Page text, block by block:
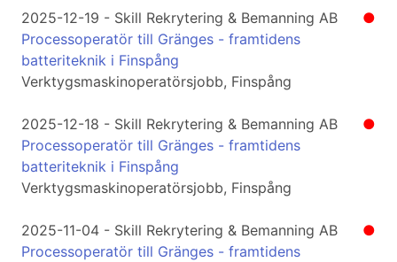
●
2025-12-19 - Skill Rekrytering & Bemanning AB
Processoperatör till Gränges - framtidens
batteriteknik i Finspång
Verktygsmaskinoperatörsjobb, Finspång
●
2025-12-18 - Skill Rekrytering & Bemanning AB
Processoperatör till Gränges - framtidens
batteriteknik i Finspång
Verktygsmaskinoperatörsjobb, Finspång
●
2025-11-04 - Skill Rekrytering & Bemanning AB
Processoperatör till Gränges - framtidens